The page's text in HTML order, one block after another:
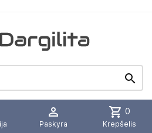


Paskyra
shopping_cart 0
Krepšelis